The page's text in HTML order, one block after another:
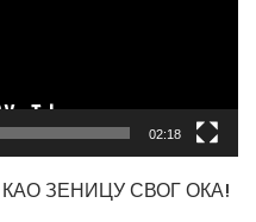
02:18
ЗЕНИЦУ СВОГ ОКА!